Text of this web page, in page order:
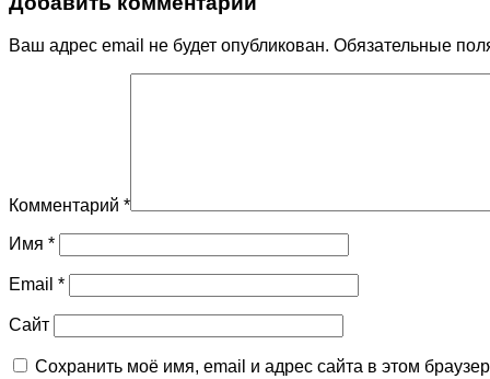
Ваш адрес email не будет опубликован. Обязательные
Комментарий *
Имя *
Email *
Сайт
Сохранить моё имя, email и адрес сайта в этом